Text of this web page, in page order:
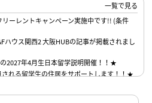
一覧で見る
リーレントキャンペーン実施中です!! (条件
ウス関西2 大阪HUBの記事が掲載されまし
2027年4月生日本留学説明開催！！★
れる留学生の住居をサポートします！！★